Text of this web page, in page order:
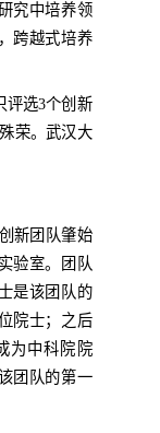
究中培养领
跨越式培养
评选3个创新
荣。武汉大
新团队肇始
验室。团队
是该团队的
院士；之后
为中科院院
团队的第一